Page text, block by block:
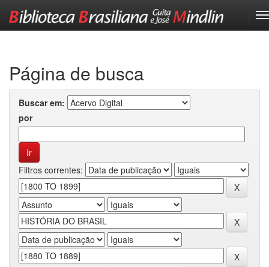
Página de busca
Buscar em:
por
Filtros correntes: